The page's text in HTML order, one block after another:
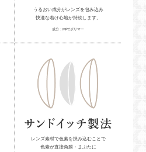
うるおい成分がレンズを包み込み
快適な着け心地が持続します。
成分：MPCポリマー
レンズ素材で色素を挟み込むことで
色素が直接角膜・まぶたに